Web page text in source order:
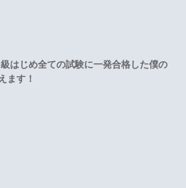
級はじめ全ての試験に一発合格した僕の
ます！